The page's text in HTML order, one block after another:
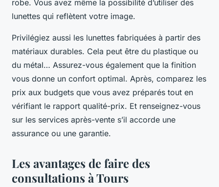
robe. Vous avez même la possibilité d’utiliser des
lunettes qui reflètent votre image.
Privilégiez aussi les lunettes fabriquées à partir des
matériaux durables. Cela peut être du plastique ou
du métal… Assurez-vous également que la finition
vous donne un confort optimal. Après, comparez les
prix aux budgets que vous avez préparés tout en
vérifiant le rapport qualité-prix. Et renseignez-vous
sur les services après-vente s’il accorde une
assurance ou une garantie.
Les avantages de faire des
consultations à Tours